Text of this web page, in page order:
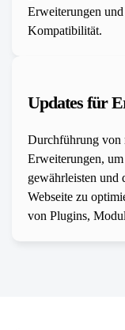
Erweiterungen
Kompatibilität.
Updates für
Durchführung von
Erweiterungen,
gewährleisten und
Webseite zu
von Plugins,